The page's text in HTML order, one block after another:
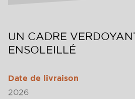
UN CADRE
ENSOLEILLÉ
Date de livraison
2026